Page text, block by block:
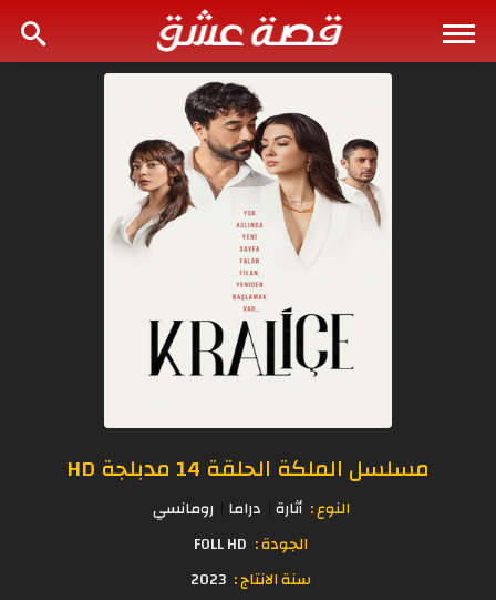
مسلسل الملكة الحلقة 14 مدبلجة HD
النوع : أثارة دراما رومانسي
الجودة : FOLL HD
سنة الانتاج : 2023